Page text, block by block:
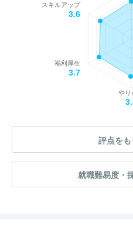
やり
福利厚生
3.7
スキルアップ
3.6
評点を
就職難易度・